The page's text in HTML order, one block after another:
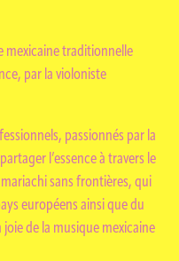
mexicaine traditionnelle
par la violoniste
passionnés par la
l’essence à travers le
sans frontières, qui
européens ainsi que du
de la musique mexicaine